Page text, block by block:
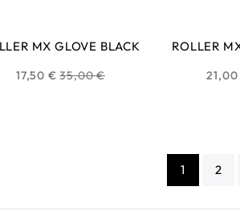
MX GLOVE BLACK
17,50 € Prix
35,00 €
ROLLER
1 2